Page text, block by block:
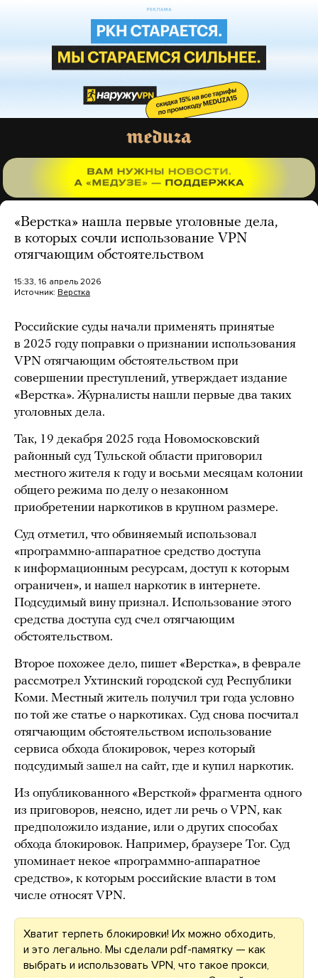
«Верстка» нашла первые уголовные дела,
в которых сочли использование VPN
отягчающим обстоятельством
15:33, 16 апрель 2026
Источник: Верстка
Российские суды начали применять принятые
в 2025 году поправки о признании использования
VPN отягчающим обстоятельством при
совершении преступлений, утверждает издание
«Верстка». Журналисты нашли первые два таких
уголовных дела.
Так, 19 декабря 2025 года Новомосковский
районный суд Тульской области приговорил
местного жителя к году и восьми месяцам колонии
общего режима по делу о незаконном
приобретении наркотиков в крупном размере.
Суд отметил, что обвиняемый использовал
«программно-аппаратное средство доступа
к информационным ресурсам, доступ к которым
ограничен», и нашел наркотик в интернете.
Подсудимый вину признал. Использование этого
средства доступа суд счел отягчающим
обстоятельством.
Второе похожее дело, пишет «Верстка», в феврале
рассмотрел Ухтинский городской суд Республики
Коми. Местный житель получил три года условно
по той же статье о наркотиках. Суд снова посчитал
отягчающим обстоятельством использование
сервиса обхода блокировок, через который
подсудимый зашел на сайт, где и купил наркотик.
Из опубликованного «Версткой» фрагмента одного
из приговоров, неясно, идет ли речь о VPN, как
предположило издание, или о других способах
обхода блокировок. Например, браузере Tor. Суд
упоминает некое «программно-аппаратное
средство», к которым российские власти в том
числе относят VPN.
Хватит терпеть блокировки! Их можно обходить,
и это легально. Мы сделали pdf-памятку — как
выбрать и использовать VPN, что такое прокси,